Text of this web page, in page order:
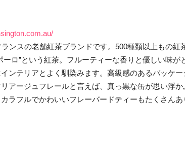
ンスの老舗紅茶ブランドです。500種類以上もの紅
ーロ”という紅茶。フルーティーな香りと優しい味が
ンテリアとよく馴染みます。高級感のあるパッケ
アージュフレールと言えば、真っ黒な缶が思い浮
ラフルでかわいいフレーバードティーもたくさん